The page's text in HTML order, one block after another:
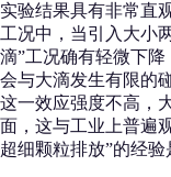
实验结果具有非常直
工况中，当引入大小
滴”工况确有轻微下
会与大滴发生有限的
这一效应强度不高，
面，这与工业上普遍
超细颗粒排放”的经验